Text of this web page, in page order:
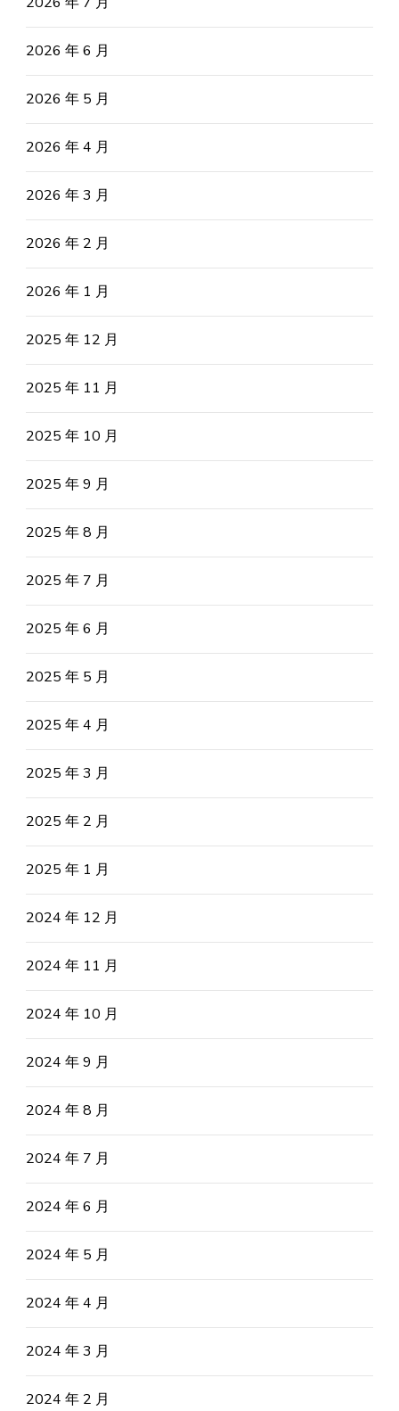
2026 年 6 月
2026 年 5 月
2026 年 4 月
2026 年 3 月
2026 年 2 月
2026 年 1 月
2025 年 12 月
2025 年 11 月
2025 年 10 月
2025 年 9 月
2025 年 8 月
2025 年 7 月
2025 年 6 月
2025 年 5 月
2025 年 4 月
2025 年 3 月
2025 年 2 月
2025 年 1 月
2024 年 12 月
2024 年 11 月
2024 年 10 月
2024 年 9 月
2024 年 8 月
2024 年 7 月
2024 年 6 月
2024 年 5 月
2024 年 4 月
2024 年 3 月
2024 年 2 月